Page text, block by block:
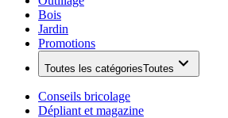
Bois
Jardin
Promotions
Toutes les catégoriesToutes
Conseils bricolage
Dépliant et magazine